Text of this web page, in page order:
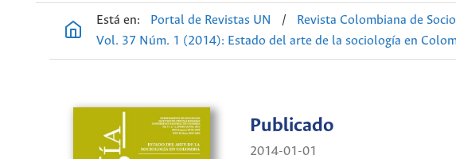
Está en: Portal de Revistas UN / Revista Colombiana de
Vol. 37 Núm. 1 (2014): Estado del arte de la sociología en
Publicado
2014-01-01